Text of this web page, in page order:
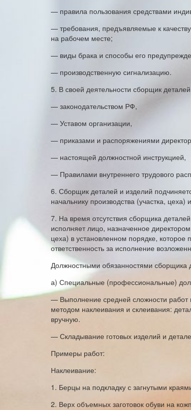
— правила пользования средствами
— требования, предъявляемые к
на рабочем месте;
— виды брака и способы его
— производственную сигнализацию.
5. В своей деятельности сборщик
— законодательством РФ,
— Уставом организации,
— приказами и распоряжениями
— настоящей должностной инструкцией,
— Правилами внутреннего трудового
6. Сборщик деталей и изделий
начальнику производства (участка, цеха)
7. На время отсутствия сборщика
исполняет лицо, назначенное
цеха) в установленном порядке, которое
ответственность за исполнение
Должностными обязанностями сборщика
а) Специальные (профессиональные)
— Выполнение средней сложности работ
методом наклеивания и склеивания:
вручную.
— Складывание готовых изделий и
Примеры работ:
Наклеивание:
1. Берцы на подкладку с загнутыми
2. Верх объемных заготовок обуви на